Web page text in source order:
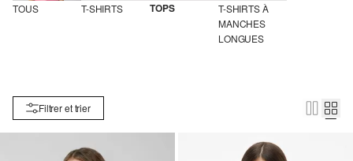
TOUS T-SHIRTS TOPS
T-SHIRTS À
MANCHES
LONGUES
Filtrer et trier